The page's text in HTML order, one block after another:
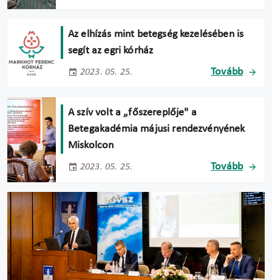
Az elhízás mint betegség kezelésében is
segít az egri kórház
2023. 05. 25. Tovább
A szív volt a „főszereplője" a
Betegakadémia májusi rendezvényének
Miskolcon
2023. 05. 25. Tovább